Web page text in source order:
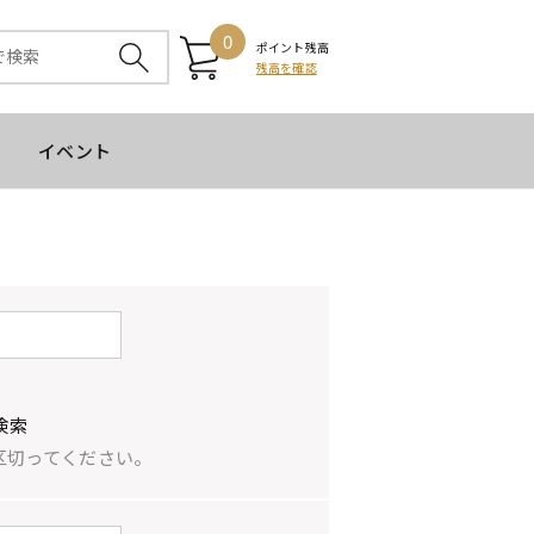
0
ポイント残高
残高を確認
イベント
索
ってください。